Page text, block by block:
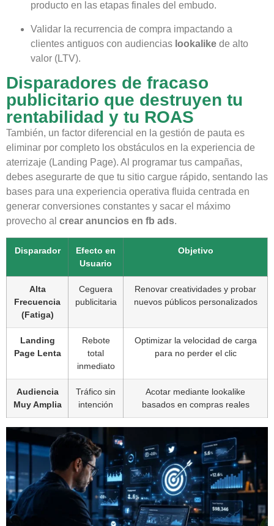
producto en las etapas finales del embudo.
Validar la recurrencia de compra impactando a
clientes antiguos con audiencias lookalike de alto
valor (LTV).
Disparadores de fracaso
publicitario que destruyen tu
rentabilidad y tu ROAS
También, un factor diferencial en la gestión de pauta es
eliminar por completo los obstáculos en la experiencia de
aterrizaje (Landing Page). Al programar tus campañas,
debes asegurarte de que tu sitio cargue rápido, sentando las
bases para una experiencia operativa fluida centrada en
generar conversiones constantes y sacar el máximo
provecho al crear anuncios en fb ads.
Disparador
Efecto en
Usuario
Objetivo
Alta
Frecuencia
(Fatiga)
Ceguera
publicitaria
Renovar creatividades y probar
nuevos públicos personalizados
Landing
Page Lenta
Rebote
total
inmediato
Optimizar la velocidad de carga
para no perder el clic
Audiencia
Muy Amplia
Tráfico sin
intención
Acotar mediante lookalike
basados en compras reales